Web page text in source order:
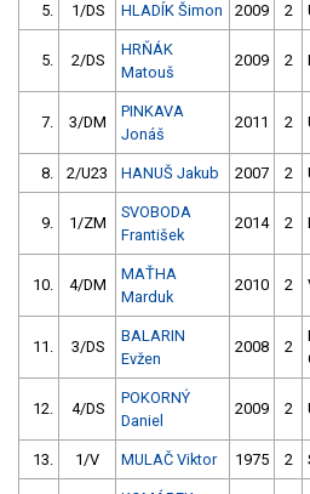
5. 1/DS HLADÍK Šimon 2009 2
5. 2/DS
HRŇÁK
Matouš
2009 2
7. 3/DM
PINKAVA
Jonáš
2011 2
8. 2/U23 HANUŠ Jakub 2007 2
9. 1/ZM
SVOBODA
František
2014 2
10. 4/DM
MAŤHA
Marduk
2010 2
11. 3/DS
BALARIN
Evžen
2008 2
12. 4/DS
POKORNÝ
Daniel
2009 2
13. 1/V MULAČ Viktor 1975 2